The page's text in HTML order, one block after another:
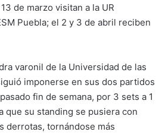
de marzo visitan a la UR
Puebla; el 2 y 3 de abril reciben
varonil de la Universidad de las
imponerse en sus dos partidos
fin de semana, por 3 sets a 1
que su standing se pusiera con
derrotas, tornándose más